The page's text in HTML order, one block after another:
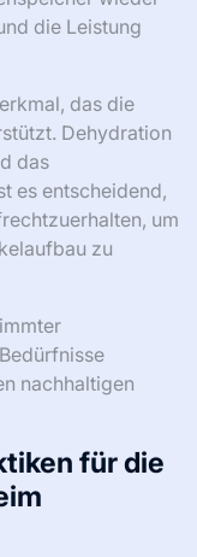
die Leistung
das die
Dehydration
das
es entscheidend,
um
zu
nachhaltigen
für die